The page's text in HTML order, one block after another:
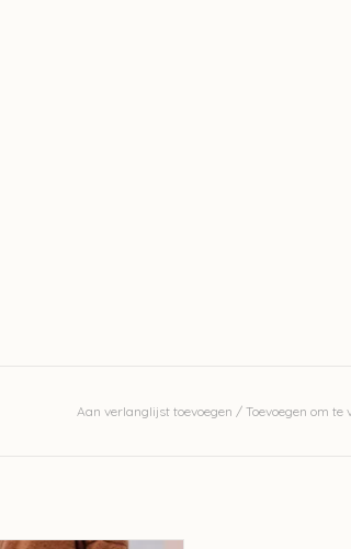
Aan verlanglijst toevoegen / Toevoegen om te